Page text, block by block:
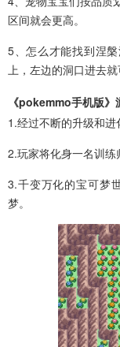
区间就会更高。
5、怎么才能找到涅
上，左边的洞口进去就
《pokemmo手机版》
1.经过不断的升级和进
2.玩家将化身一名训练
3.千变万化的宝可梦
梦。